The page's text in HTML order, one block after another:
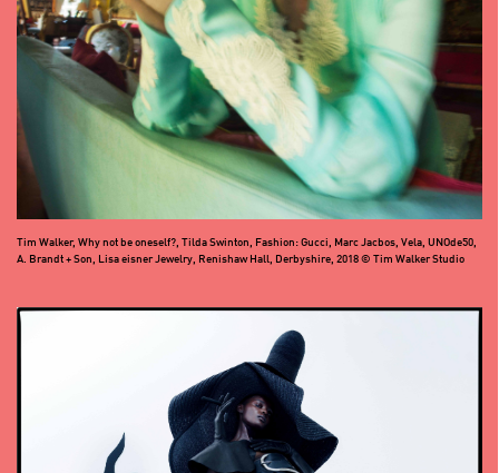
Tim Walker, Why not be oneself?, Tilda Swinton, Fashion: Gucci, Marc Jacbos, Vela, UNOde50,
A. Brandt + Son, Lisa eisner Jewelry, Renishaw Hall, Derbyshire, 2018 © Tim Walker Studio